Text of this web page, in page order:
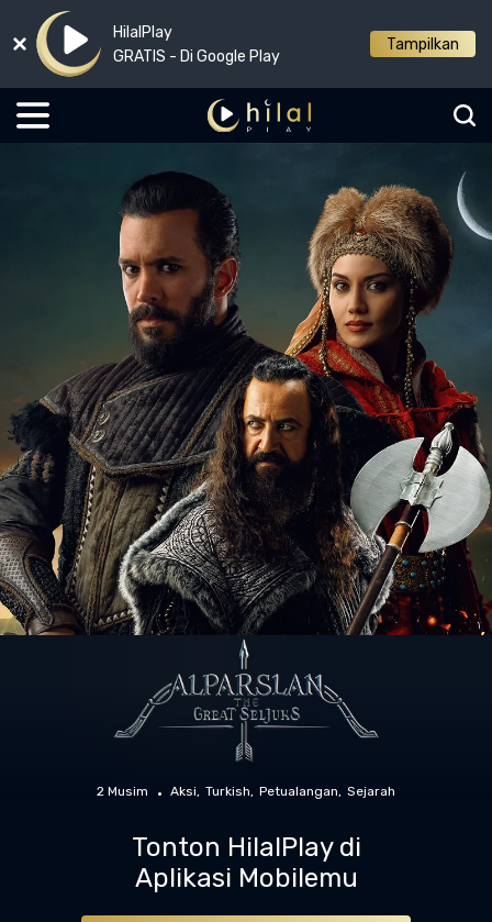
HilalPlay
GRATIS - Di Google Play
Tampilkan
2 Musim Aksi Turkish Petualangan Sejarah
Tonton HilalPlay di
Aplikasi Mobilemu